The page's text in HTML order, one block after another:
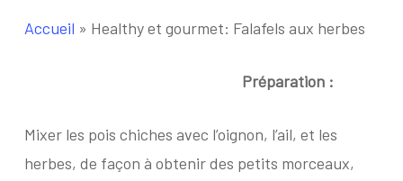
Accueil » Healthy et gourmet: Falafels aux herbes
Préparation :
Mixer les pois chiches avec l’oignon, l’ail, et les
herbes, de façon à obtenir des petits morceaux,